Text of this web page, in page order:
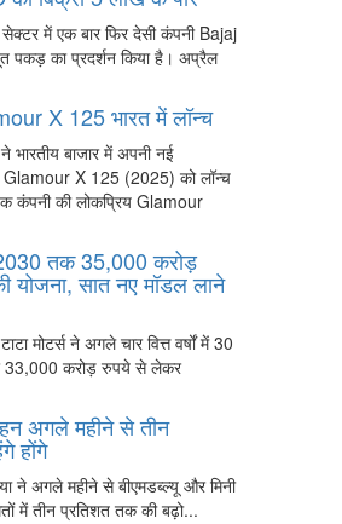
सेक्टर में एक बार फिर देसी कंपनी Bajaj
पकड़ का प्रदर्शन किया है। अप्रैल
X 125 भारत में लॉन्च
बाजार में अपनी नई
Glamour X 125 (2025) को लॉन्च
कंपनी की लोकप्रिय Glamour
2030 तक 35,000 करोड़
योजना, सात नए मॉडल लाने
मोटर्स ने अगले चार वित्त वर्षों में 30
33,000 करोड़ रुपये से लेकर
अगले महीने से तीन
होंगे
ने अगले महीने से बीएमडब्ल्यू और मिनी
में तीन प्रतिशत तक की बढ़ो...